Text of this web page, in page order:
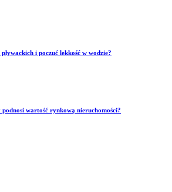
i poczuć lekkość w wodzie?
wartość rynkową nieruchomości?